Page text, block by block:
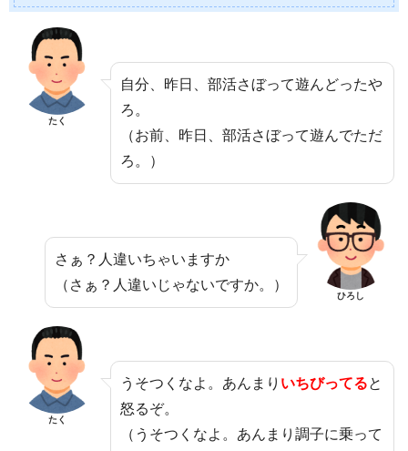
たく
自分、昨日、部活さぼって遊んどったや
ろ。
（お前、昨日、部活さぼって遊んでただ
ろ。）
さぁ？人違いちゃいますか
（さぁ？人違いじゃないですか。）
ひろし
たく
うそつくなよ。あんまり いちびってると
怒るぞ。
（うそつくなよ。あんまり調子に乗って